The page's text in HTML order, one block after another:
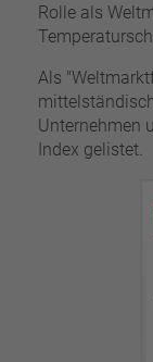
Rolle als
Als
Unternehmen
Index gelistet.